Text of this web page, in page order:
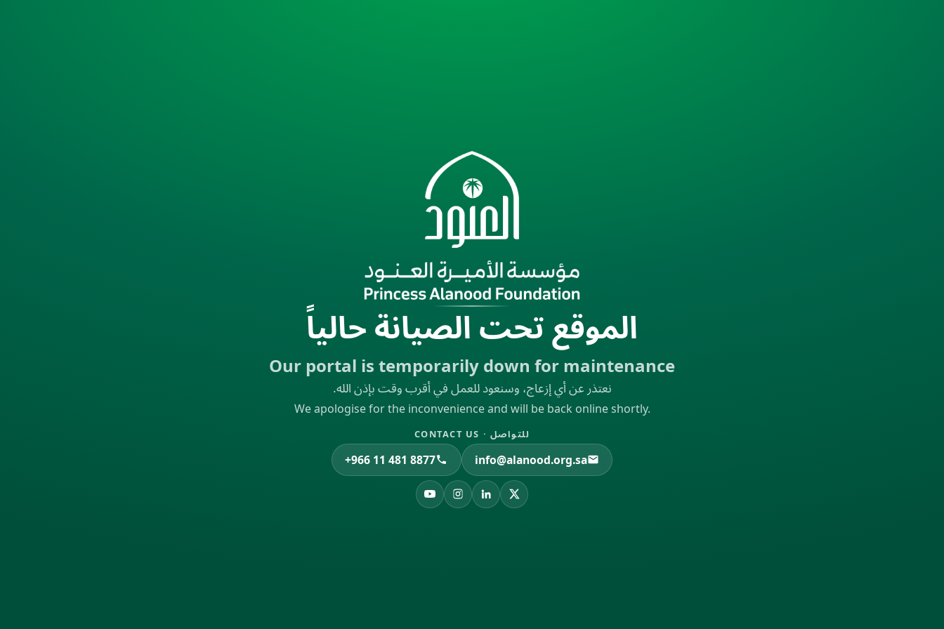
الموقع تحت الصيانة حالياً
Our portal is temporarily down for maintenance
نعتذر عن أي إزعاج، وسنعود للعمل في أقرب وقت بإذن الله.
We apologise for the inconvenience and will be back online shortly.
للتواصل · CONTACT US
info@alanood.org.sa
+966 11 481 8877